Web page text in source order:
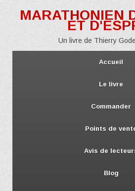
MARATHONIEN
ET
Un livre de Thierry
Accueil
Le livre
Commander
Points de
Avis de
Blog